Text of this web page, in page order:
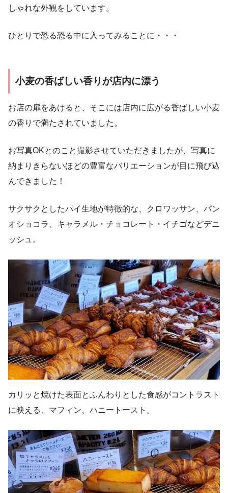
しゃれな外観をしています。
ひとりで恐る恐る中に入ってみることに・・・
小麦の香ばしい香りが店内に漂う
お店の扉をあけると、そこには店内に広がる香ばしい小麦
の香りで満たされていました。
お写真OKとのこと撮影させていただきましたが、写真に
納まりきらないほどの豊富なバリエーションが目に飛び込
んできました！
サクサクとしたパイ生地が特徴的な、クロワッサン、パン
オショコラ、キャラメル・チョコレート・イチゴなどデニ
ッシュ。
カリッと焼けた表面とふんわりとした食感がコントラスト
に映える、マフィン、ハニートースト。